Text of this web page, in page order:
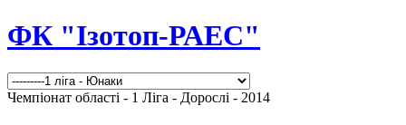
ФК "Ізотоп-РАЕС"
Чемпіонат області - 1 Ліга - Дорослі - 2014